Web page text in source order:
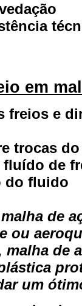
em
freios e
trocas
fluído de
do fluido
de
ou
de
um